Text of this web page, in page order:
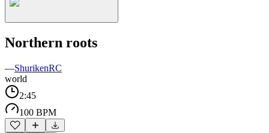
Northern roots
—ShurikenRC
world
2:45
100 BPM